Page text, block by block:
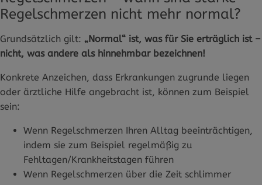
Regelschmerzen nicht mehr normal?
Grundsätzlich gilt: „Normal“ ist, was für Sie erträglich ist –
nicht, was andere als hinnehmbar bezeichnen!
Konkrete Anzeichen, dass Erkrankungen zugrunde liegen
oder ärztliche Hilfe angebracht ist, können zum Beispiel
sein:
Wenn Regelschmerzen Ihren Alltag beeinträchtigen,
indem sie zum Beispiel regelmäßig zu
Fehltagen/Krankheitstagen führen
Wenn Regelschmerzen über die Zeit schlimmer